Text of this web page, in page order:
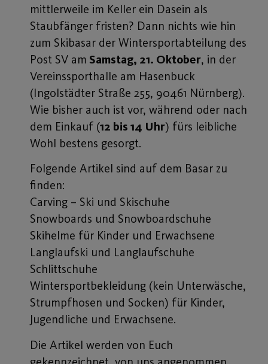
mittlerweile im Keller ein Dasein als
Staubfänger fristen? Dann nichts wie hin
zum Skibasar der Wintersportabteilung des
Post SV am Samstag, 21. Oktober, in der
Vereinssporthalle am Hasenbuck
(Ingolstädter Straße 255, 90461 Nürnberg).
Wie bisher auch ist vor, während oder nach
dem Einkauf (12 bis 14 Uhr) fürs leibliche
Wohl bestens gesorgt.
Folgende Artikel sind auf dem Basar zu
finden:
Carving – Ski und Skischuhe
Snowboards und Snowboardschuhe
Skihelme für Kinder und Erwachsene
Langlaufski und Langlaufschuhe
Schlittschuhe
Wintersportbekleidung (kein Unterwäsche,
Strumpfhosen und Socken) für Kinder,
Jugendliche und Erwachsene.
Die Artikel werden von Euch